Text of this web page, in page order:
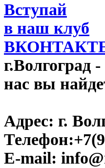
Вступай
в наш клуб
г.Волгоград -
нас вы
Адрес: г.
Телефон:
E-mail: